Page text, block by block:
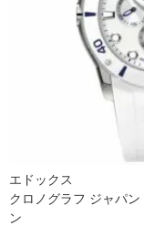
エドックス
クロノグラフ ジャパ
ン